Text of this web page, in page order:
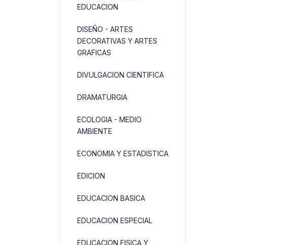
EDUCACION
DISEÑO - ARTES
DECORATIVAS Y ARTES
GRAFICAS
DIVULGACION CIENTIFICA
DRAMATURGIA
ECOLOGIA - MEDIO
AMBIENTE
ECONOMIA Y ESTADISTICA
EDICION
EDUCACION BASICA
EDUCACION ESPECIAL
EDUCACION FISICA Y